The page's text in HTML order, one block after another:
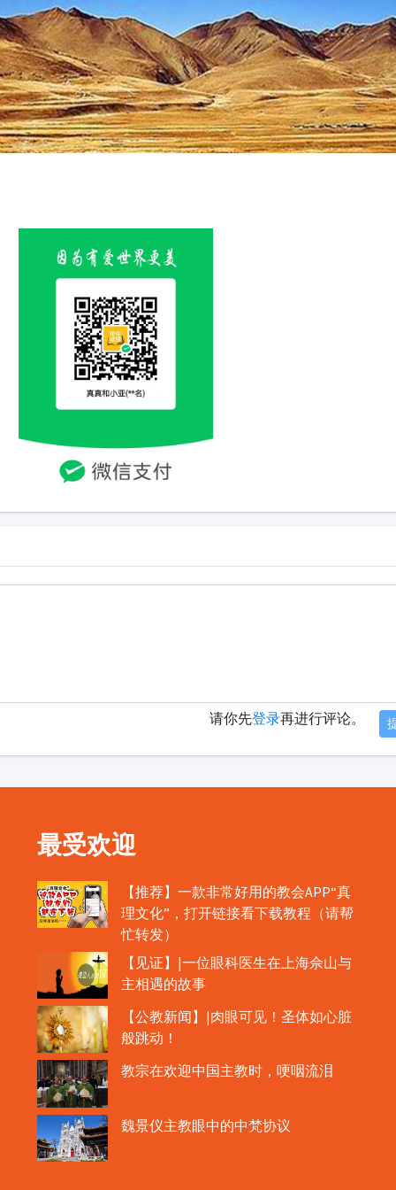
请你先登录再进行评论。
最受欢迎
【推荐】一款非常好用的教会APP“真
理文化”，打开链接看下载教程（请帮
忙转发）
【见证】|一位眼科医生在上海佘山与
主相遇的故事
【公教新闻】|肉眼可见！圣体如心脏
般跳动！
教宗在欢迎中国主教时，哽咽流泪
魏景仪主教眼中的中梵协议